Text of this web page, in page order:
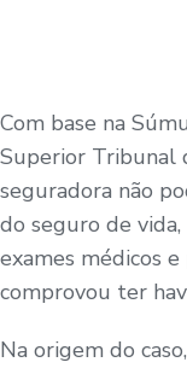
Com base na
Superior Tribunal
seguradora não
do seguro de
exames médicos
comprovou ter
Na origem do